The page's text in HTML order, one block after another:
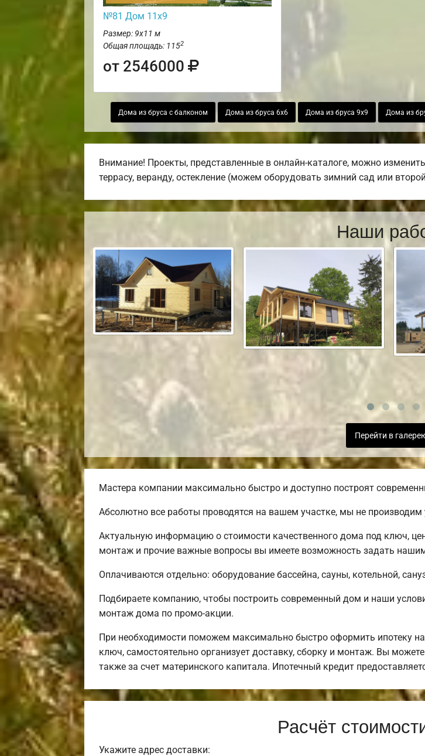
№81 Дом 11х9
Размер: 9х11 м
Общая площадь: 1152
от 2546000
Дома из бруса с балконом Дома из бруса 6х6 Дома из бруса 9х9 Дома из
Внимание! Проекты, представленные в онлайн-каталоге, можно
террасу, веранду, остекление (можем оборудовать зимний сад или
Наши
Перейти в
Мастера компании максимально быстро и доступно построят
Абсолютно все работы проводятся на вашем участке, мы не
Актуальную информацию о стоимости качественного дома под ключ,
монтаж и прочие важные вопросы вы имеете возможность задать
Оплачиваются отдельно: оборудование бассейна, сауны, котельной,
Подбираете компанию, чтобы построить современный дом и наши
монтаж дома по промо-акции.
При необходимости поможем максимально быстро оформить ипотеку
ключ, самостоятельно организует доставку, сборку и монтаж. Вы
также за счет материнского капитала. Ипотечный кредит
Расчёт
Укажите адрес доставки: